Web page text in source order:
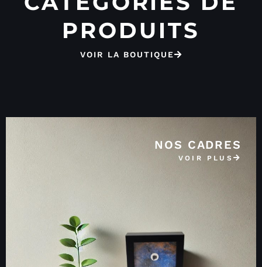
PRODUITS
VOIR LA BOUTIQUE
NOS CADRES
VOIR PLUS